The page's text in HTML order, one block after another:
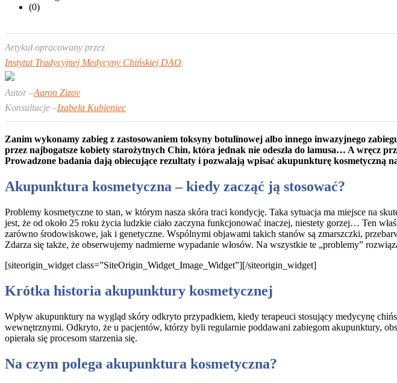
(0)
Artykuł opracowany przez
Instytut Tradycyjnej Medycyny Chińskiej DAO.
Autor –Aaron Zizov
Konsultacje –Izabela Kubieniec
Zanim wykonamy zabieg z zastosowaniem toksyny botulinowej albo innego inwazyjnego
przez najbogatsze kobiety starożytnych Chin, która jednak nie odeszła do lamusa… A wręcz
Prowadzone badania dają obiecujące rezultaty i pozwalają wpisać akupunkturę kosmetyczną
Akupunktura kosmetyczna – kiedy zacząć ją stosować?
Problemy kosmetyczne to stan, w którym nasza skóra traci kondycję. Taka sytuacja ma miejsce na
jest, że od około 25 roku życia ludzkie ciało zaczyna funkcjonować inaczej, niestety gorzej… Ten
zarówno środowiskowe, jak i genetyczne. Wspólnymi objawami takich stanów są zmarszczki,
Zdarza się także, że obserwujemy nadmierne wypadanie włosów. Na wszystkie te „problemy”
[siteorigin_widget class=”SiteOrigin_Widget_Image_Widget”][/siteorigin_widget]
Krótka historia akupunktury kosmetycznej
Wpływ akupunktury na wygląd skóry odkryto przypadkiem, kiedy terapeuci stosujący medycynę
wewnętrznymi. Odkryto, że u pacjentów, którzy byli regularnie poddawani zabiegom akupunktury,
opierała się procesom starzenia się.
Na czym polega akupunktura kosmetyczna?